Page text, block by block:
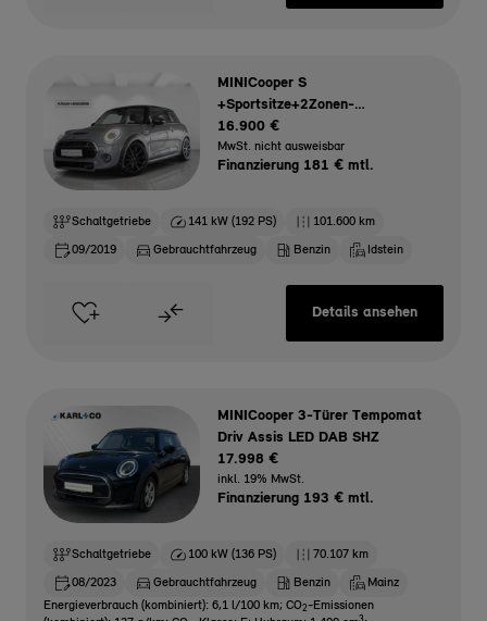
MINICooper S
+Sportsitze+2Zonen-
Klimaautom+SHZ+PDCv+h
16.900 €
MwSt. nicht ausweisbar
Finanzierung 181 € mtl.
Schaltgetriebe 141 kW (192 PS) 101.600 km
09/2019 Gebrauchtfahrzeug Benzin Idstein
Details ansehen
MINICooper 3-Türer Tempomat
Driv Assis LED DAB SHZ
17.998 €
inkl. 19% MwSt.
Finanzierung 193 € mtl.
Schaltgetriebe 100 kW (136 PS) 70.107 km
08/2023 Gebrauchtfahrzeug Benzin
Mainz
Energieverbrauch (kombiniert): 6,1 l/100 km; CO2 -Emissionen
3